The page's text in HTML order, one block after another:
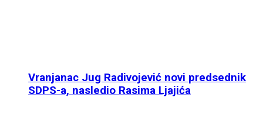
Vranjanac Jug Radivojević novi predsednik
SDPS-a, nasledio Rasima Ljajića